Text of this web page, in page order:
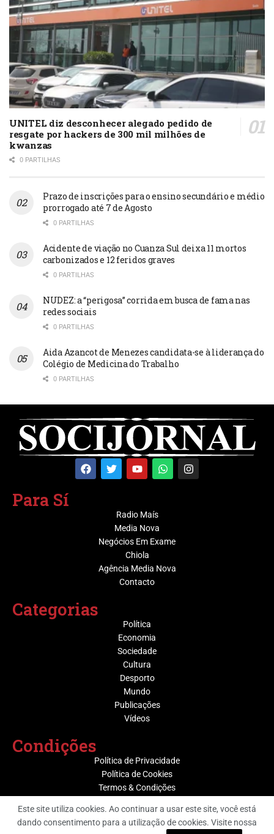
UNITEL diz desconhecer alegado pedido de
resgate por hackers de 300 mil milhões de
kwanzas
0 PARTILHAS
Prazo de inscrições para o ensino secundário e médio
prorrogado até 7 de Agosto
0 PARTILHAS
Acidente de viação no Cuanza Sul deixa 11 mortos
carbonizados e 12 feridos graves
0 PARTILHAS
NUDEZ: a “perigosa” corrida em busca de fama nas
redes sociais
0 PARTILHAS
Aida Azancot de Menezes candidata-se à liderança do
Colégio de Medicina do Trabalho
0 PARTILHAS
Para Sí
Radio Maís
Media Nova
Negócios Em Exame
Chiola
Agência Media Nova
Contacto
Categorias
Política
Economia
Sociedade
Cultura
Desporto
Mundo
Publicações
Vídeos
Condições
Política de Privacidade
Política de Cookies
Termos & Condições
Este site utiliza cookies. Ao continuar a usar este site, você está
dando consentimento para a utilização de cookies. Visite nossa